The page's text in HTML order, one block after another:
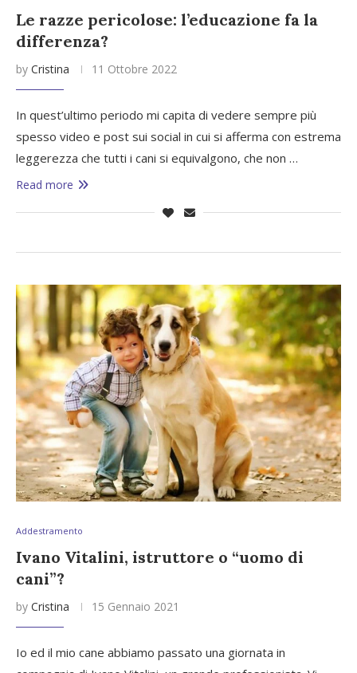
Le razze pericolose: l’educazione fa la
differenza?
by Cristina 11 Ottobre 2022
In quest’ultimo periodo mi capita di vedere sempre più
spesso video e post sui social in cui si afferma con estrema
leggerezza che tutti i cani si equivalgono, che non …
Read more
Addestramento
Ivano Vitalini, istruttore o “uomo di
cani”?
by Cristina 15 Gennaio 2021
Io ed il mio cane abbiamo passato una giornata in